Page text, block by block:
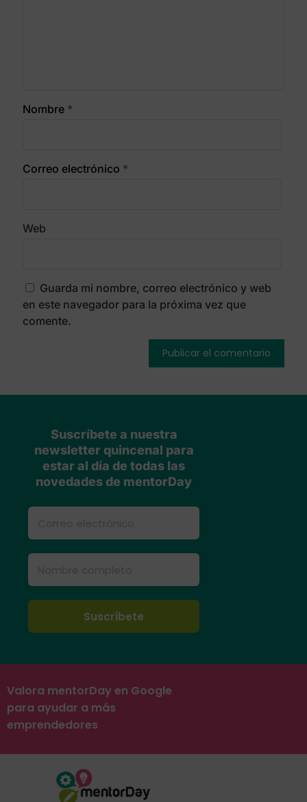
Nombre *
Correo electrónico *
Web
Guarda mi nombre, correo electrónico y web
en este navegador para la próxima vez que
comente.
Suscríbete a nuestra
newsletter quincenal para
estar al día de todas las
novedades de mentorDay
Valora mentorDay en Google
para ayudar a más
emprendedores